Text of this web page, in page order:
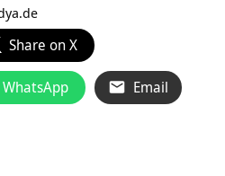
Share on X
WhatsApp Email